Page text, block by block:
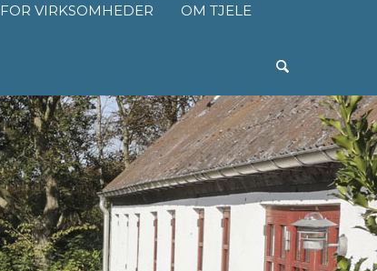
FOR VIRKSOMHEDER OM TJELE